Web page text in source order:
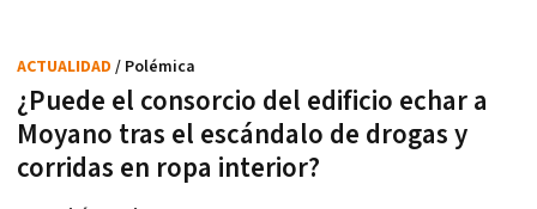
¿Puede el consorcio del edificio echar a
Moyano tras el escándalo de drogas y
corridas en ropa interior?
ACTUALIDAD / Polémica